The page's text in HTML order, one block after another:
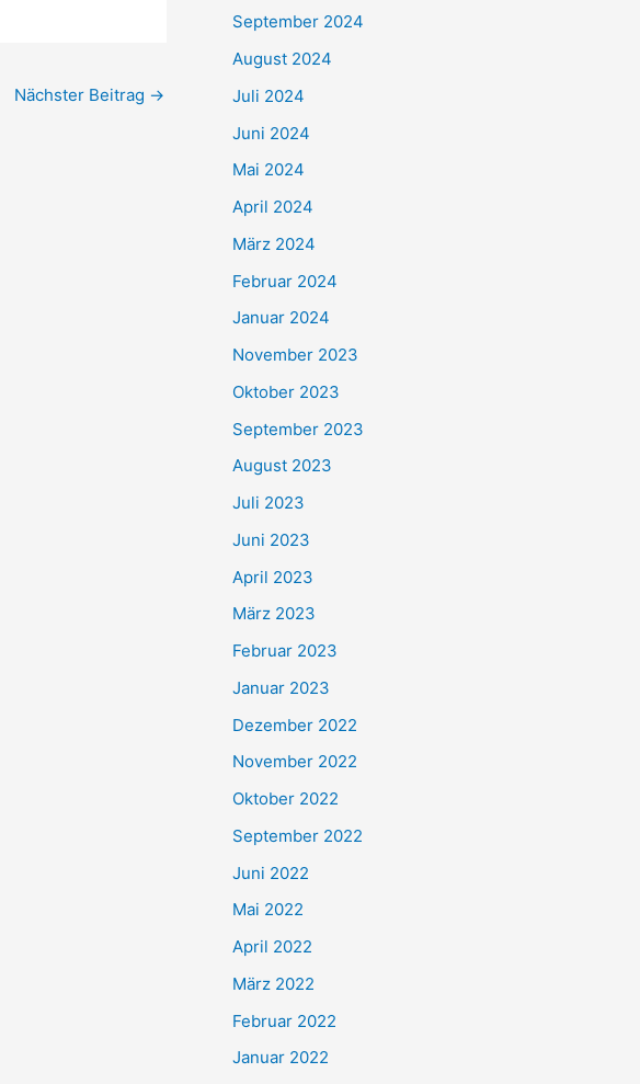
Nächster Beitrag →
September 2024
August 2024
Juli 2024
Juni 2024
Mai 2024
April 2024
März 2024
Februar 2024
Januar 2024
November 2023
Oktober 2023
September 2023
August 2023
Juli 2023
Juni 2023
April 2023
März 2023
Februar 2023
Januar 2023
Dezember 2022
November 2022
Oktober 2022
September 2022
Juni 2022
Mai 2022
April 2022
März 2022
Februar 2022
Januar 2022